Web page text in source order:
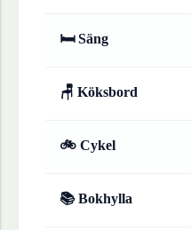
🛏 Säng
🪑 Köksbord
🚲 Cykel
📚 Bokhylla